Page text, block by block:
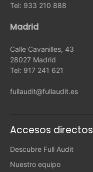
Tel: 933 210 888
Madrid
Calle Cavanilles, 43
28027 Madrid
Tel: 917 241 621
fullaudit@fullaudit.es
Accesos directos
Descubre Full Audit
Nuestro equipo